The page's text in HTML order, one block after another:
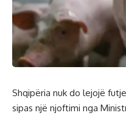
Shqipëria nuk do lejojë
sipas një njoftimi nga